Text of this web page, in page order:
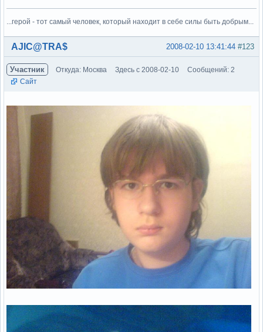
...герой - тот самый человек, который находит в себе силы быть добрым...
Вне форума #123
2008-02-10 13:41:44
AJIC@TRA$
Участник Откуда: Москва Здесь с 2008-02-10
Сообщений: 2
Сайт